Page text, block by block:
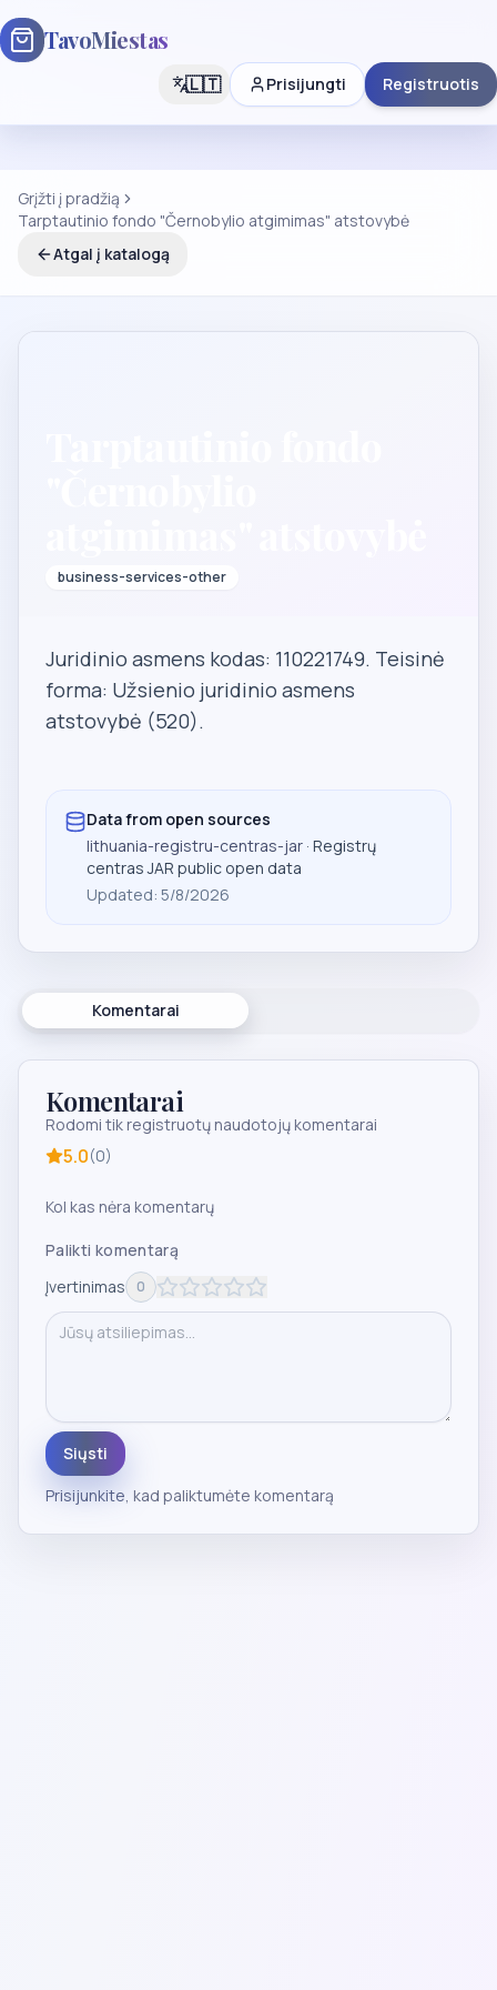
TavoMiestas
🇱🇹 Prisijungti Registruotis
Grįžti į pradžią
Tarptautinio fondo "Černobylio atgimimas" atstovybė
Atgal į katalogą
business-services-other
Juridinio asmens kodas: 110221749. Teisinė
forma: Užsienio juridinio asmens
atstovybė (520).
Data from open sources
lithuania-registru-centras-jar · Registrų
centras JAR public open data
Updated: 5/8/2026
Komentarai
Komentarai
Rodomi tik registruotų naudotojų komentarai
5.0(0)
Kol kas nėra komentarų
Palikti komentarą
Įvertinimas
0
Siųsti
Prisijunkite, kad paliktumėte komentarą